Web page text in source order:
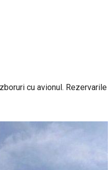
cu avionul. Rezervarile